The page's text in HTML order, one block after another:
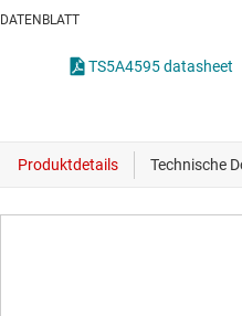
DATENBLATT
TS5A4595 datasheet